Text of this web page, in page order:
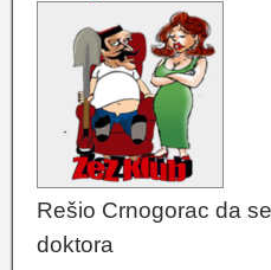
Rešio Crnogorac da
doktora